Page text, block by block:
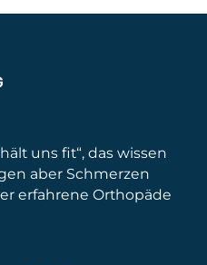
uns fit“, das wissen
aber Schmerzen
erfahrene Orthopäde